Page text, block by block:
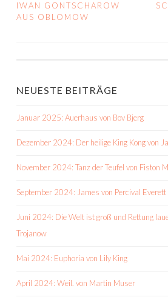
NAVIGATION
IWAN GONTSCHAROW
AUS OBLOMOW
NEUESTE BEITRÄGE
Januar 2025: Auerhaus von Bov Bjerg
Dezember 2024: Der heilige King Kong von
November 2024: Tanz der Teufel von Fiston
September 2024: James von Percival Everett
Juni 2024: Die Welt ist groß und Rettung
Trojanow
Mai 2024: Euphoria von Lily King
April 2024: Weil. von Martin Muser